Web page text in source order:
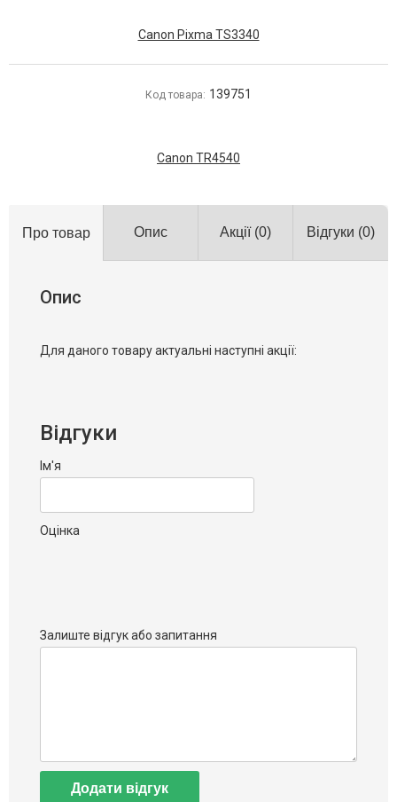
Canon Pixma TS3340
Код товара: 139751
Canon TR4540
Про товар Опис Акції (0) Відгуки (0)
Опис
Для даного товару актуальні наступні акції:
Відгуки
Ім'я
Оцінка
Залиште відгук або запитання
Додати відгук